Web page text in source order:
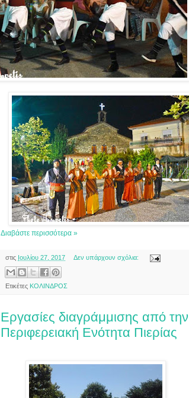
Διαβάστε περισσότερα »
στις Ιουλίου 27, 2017 Δεν υπάρχουν σχόλια:
Ετικέτες ΚΟΛΙΝΔΡΟΣ
Εργασίες διαγράμμισης από την
Περιφερειακή Ενότητα Πιερίας